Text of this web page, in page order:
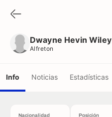
Dwayne Hevin Wiley
Alfreton
Info Noticias Estadísticas
Nacionalidad Posición